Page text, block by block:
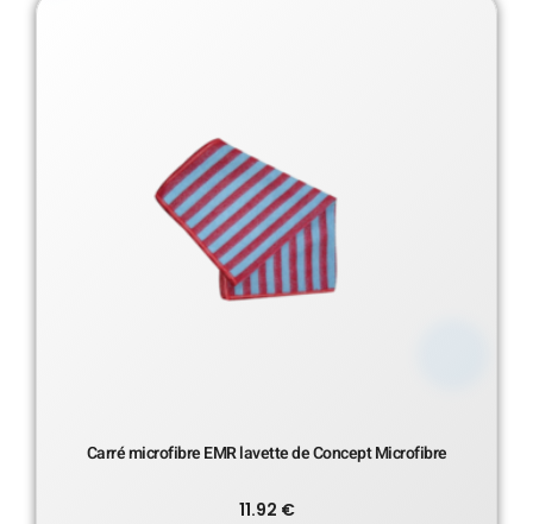
Carré microfibre EMR lavette de Concept Microfibre
11.92 €